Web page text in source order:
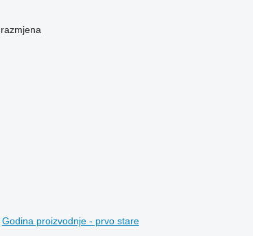
razmjena
Godina proizvodnje - prvo stare